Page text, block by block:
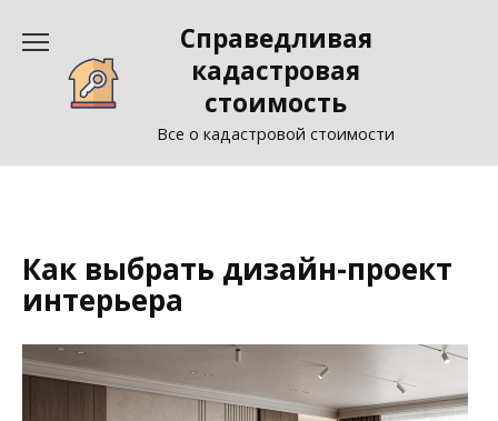
содержанию
Справедливая
кадастровая
стоимость
Все о кадастровой стоимости
Как выбрать дизайн-проект
интерьера